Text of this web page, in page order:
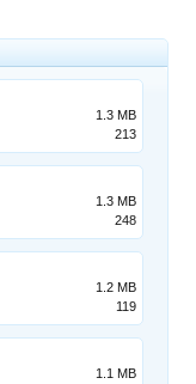
1.3 MB
213
1.3 MB
248
1.2 MB
119
1.1 MB